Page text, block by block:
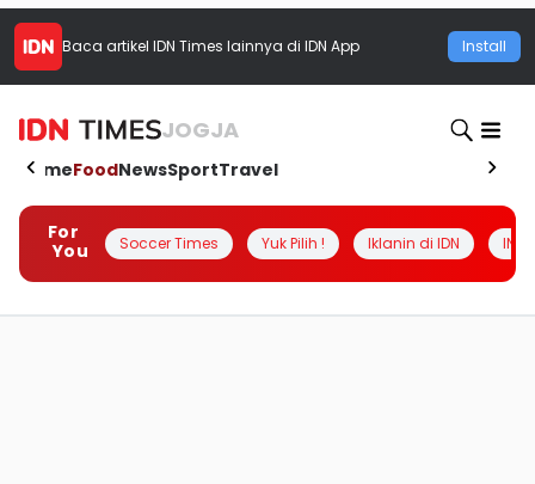
Baca artikel IDN Times lainnya di IDN App Install
JOGJA
HomeFoodNewsSportTravel
For
You
Soccer Times Yuk Pilih ! Iklanin di IDN